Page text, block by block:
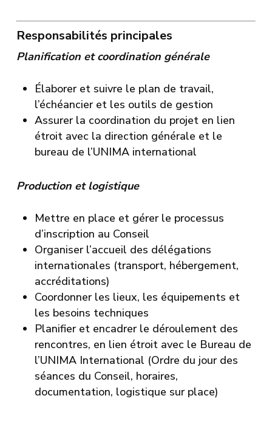
Responsabilités principales
Planification et coordination générale
Élaborer et suivre le plan de travail,
l’échéancier et les outils de gestion
Assurer la coordination du projet en lien
étroit avec la direction générale et le
bureau de l’UNIMA international
Production et logistique
Mettre en place et gérer le processus
d’inscription au Conseil
Organiser l’accueil des délégations
internationales (transport, hébergement,
accréditations)
Coordonner les lieux, les équipements et
les besoins techniques
Planifier et encadrer le déroulement des
rencontres, en lien étroit avec le Bureau de
l’UNIMA International (Ordre du jour des
séances du Conseil, horaires,
documentation, logistique sur place)